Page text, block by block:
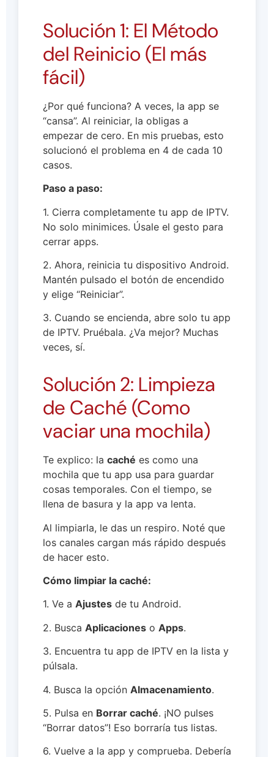
Solución 1: El Método
del Reinicio (El más
fácil)
¿Por qué funciona? A veces, la app se
“cansa”. Al reiniciar, la obligas a
empezar de cero. En mis pruebas, esto
solucionó el problema en 4 de cada 10
casos.
Paso a paso:
1. Cierra completamente tu app de IPTV.
No solo minimices. Úsale el gesto para
cerrar apps.
2. Ahora, reinicia tu dispositivo Android.
Mantén pulsado el botón de encendido
y elige “Reiniciar”.
3. Cuando se encienda, abre solo tu app
de IPTV. Pruébala. ¿Va mejor? Muchas
veces, sí.
Solución 2: Limpieza
de Caché (Como
vaciar una mochila)
Te explico: la caché es como una
mochila que tu app usa para guardar
cosas temporales. Con el tiempo, se
llena de basura y la app va lenta.
Al limpiarla, le das un respiro. Noté que
los canales cargan más rápido después
de hacer esto.
Cómo limpiar la caché:
1. Ve a Ajustes de tu Android.
2. Busca Aplicaciones o Apps.
3. Encuentra tu app de IPTV en la lista y
púlsala.
4. Busca la opción Almacenamiento.
5. Pulsa en Borrar caché. ¡NO pulses
“Borrar datos”! Eso borraría tus listas.
6. Vuelve a la app y comprueba. Debería